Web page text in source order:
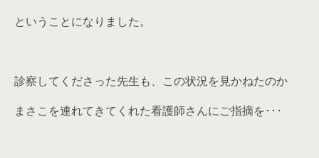
ということになりました。
診察してくださった先生も、この状況を見かねたのか
まさこを連れてきてくれた看護師さんにご指摘を･･･